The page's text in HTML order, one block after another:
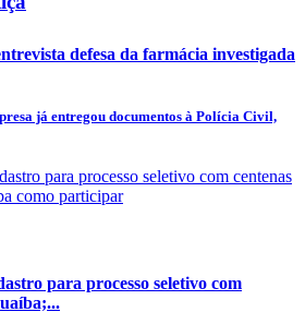
defesa da farmácia investigada
já entregou documentos à Polícia Civil,
para processo seletivo com